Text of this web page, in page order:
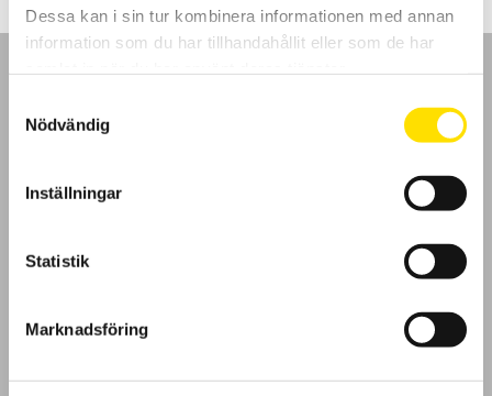
Dessa kan i sin tur kombinera informationen med annan
information som du har tillhandahållit eller som de har
Nödvändig
Inställningar
Statistik
Marknadsföring
Kundundersökning